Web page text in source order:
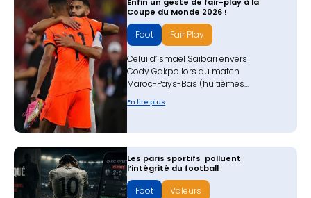
Enfin un geste de fair-play à la
Coupe du Monde 2026 !
Foot Fair Play
Celui d’Ismaël Saibari envers
Cody Gakpo lors du match
Maroc-Pays-Bas (huitièmes...
En lire plus
Les paris sportifs polluent
l’intégrité du football
Foot Valeurs